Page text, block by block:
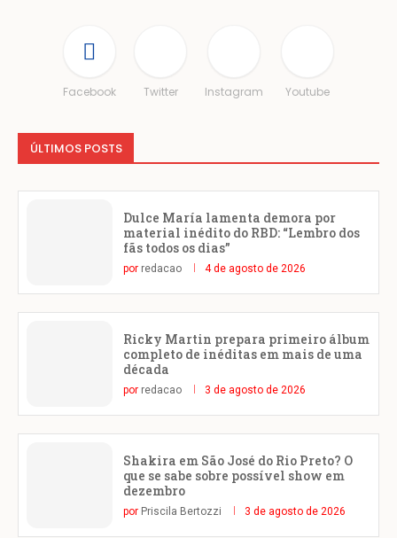
Facebook Twitter Instagram Youtube
ÚLTIMOS POSTS
Dulce María lamenta demora por
material inédito do RBD: “Lembro dos
fãs todos os dias”
por redacao 4 de agosto de 2026
Ricky Martin prepara primeiro álbum
completo de inéditas em mais de uma
década
por redacao 3 de agosto de 2026
Shakira em São José do Rio Preto? O
que se sabe sobre possível show em
dezembro
por Priscila Bertozzi 3 de agosto de 2026